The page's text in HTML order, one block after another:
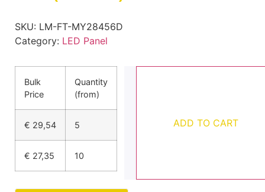
SKU: LM-FT-MY28456D
Category: LED Panel
Bulk
Price
Quantity
(from)
€ 29,54 5
€ 27,35 10
ADD TO CART